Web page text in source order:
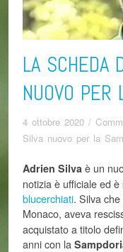
LA SCHEDA
NUOVO PER
4 ottobre 2020 /
Silva nuovo per la
Adrien Silva è un
notizia è ufficiale ed
blucerchiati. Silva
Monaco, aveva
acquistato a titolo
anni con la